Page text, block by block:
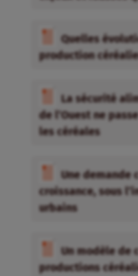
Quelles
production
La sécurité
de l’Ouest ne
les céréales
Une demande
croissance, sous
urbains
Un modèle de
productions